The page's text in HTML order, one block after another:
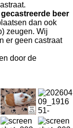
beer
dan ook
zeugen. Wij
er geen castraat
door de